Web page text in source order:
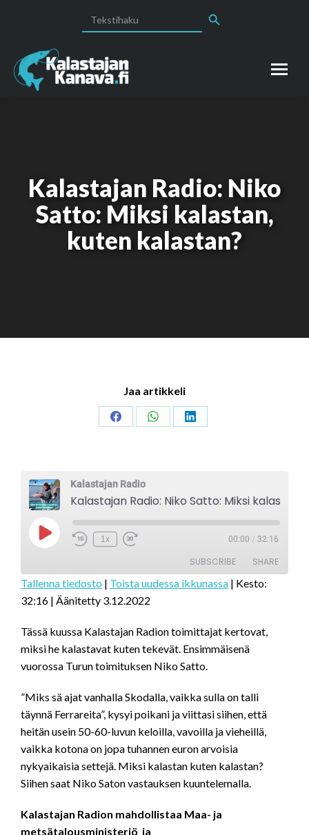
for:
Kalastajan Radio: Niko
Satto: Miksi kalastan,
kuten kalastan?
You are here:
Jaa artikkeli
Share
Share
Share
Kalastajan Radio
Play
Episode
1x 00:00 / 32:16
SUBSCRIBE SHARE
SHARE
LINK
Tallenna tiedosto | Toista uudessa ikkunassa | Kesto:
32:16 | Äänitetty 3.12.2022
Tässä kuussa Kalastajan Radion toimittajat kertovat,
miksi he kalastavat kuten tekevät. Ensimmäisenä
vuorossa Turun toimituksen Niko Satto.
”Miks sä ajat vanhalla Skodalla, vaikka sulla on talli
täynnä Ferrareita”, kysyi poikani ja viittasi siihen, että
heitän usein 50-60-luvun keloilla, vavoilla ja vieheillä,
vaikka kotona on jopa tuhannen euron arvoisia
nykyaikaisia settejä. Miksi kalastan kuten kalastan?
Siihen saat Niko Saton vastauksen kuuntelemalla.
Kalastajan Radion mahdollistaa Maa- ja
metsätalousministeriö ja